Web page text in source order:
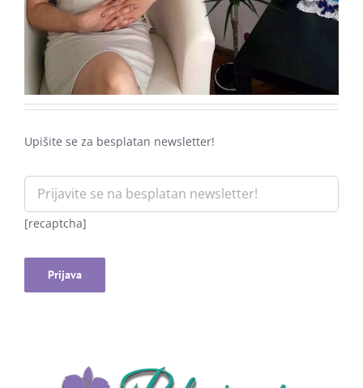
[recaptcha]